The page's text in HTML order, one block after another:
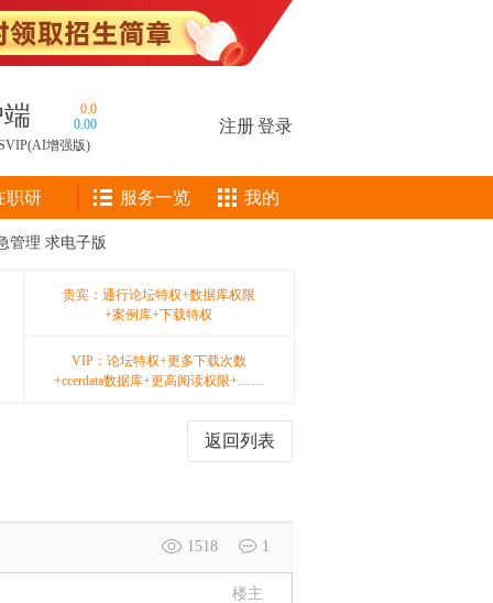
0.0
0.00
增强版)
注册登录
职研 服务一览 我的
管理 求电子版
贵宾：通行论坛特权+数据库权限
+案例库+下载特权
VIP：论坛特权+更多下载次数
+ccerdata数据库+更高阅读权限+……
返回列表
1518 1
楼主